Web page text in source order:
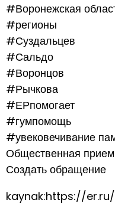
#Воронежская
#регионы
#Суздальцев
#Сальдо
#Воронцов
#Рычкова
#ЕРпомогает
#гумпомощь
#увековечивание
Общественная
Создать обращение
kaynak:https://